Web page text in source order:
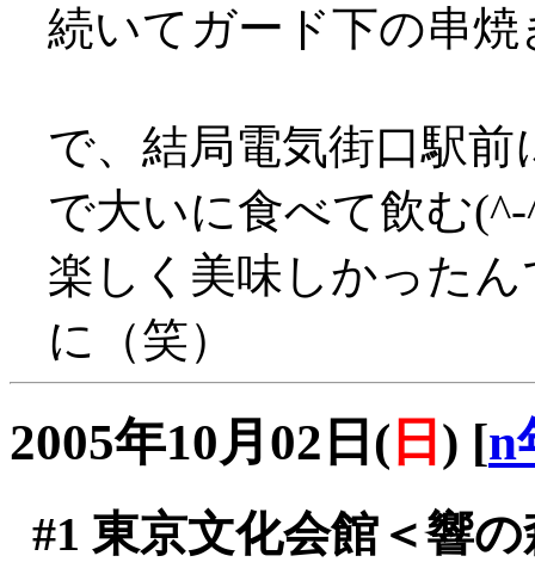
続いてガード下の串
で、結局電気街口駅
で大いに食べて飲む
楽しく美味しかった
に（笑）
2005年10月02日( 日 ) [n
#1 東京文化会館＜響